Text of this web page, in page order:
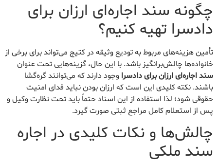
چگونه سند اجاره‌ای ارزان برای
دادسرا تهیه کنیم؟
تأمین هزینه‌های مربوط به تودیع وثیقه در کتیج می‌تواند برای برخی از
خانواده‌ها چالش‌برانگیز باشد. با این حال، گزینه‌هایی تحت عنوان
سند اجاره‌ای ارزان برای دادسرا وجود دارند که می‌توانند گره‌گشا
باشند. نکته کلیدی این است که ارزان بودن نباید فدای امنیت
حقوقی شود؛ لذا استفاده از این اسناد حتماً باید تحت نظارت وکیل و
پس از استعلام کامل مراجع ثبتی صورت گیرد.
چالش‌ها و نکات کلیدی در اجاره
سند ملکی